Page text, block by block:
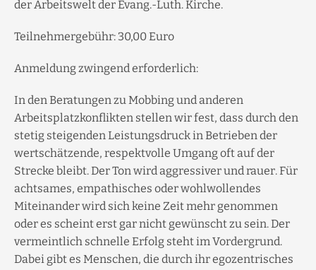
der Arbeitswelt der Evang.-Luth. Kirche.
Teilnehmergebühr: 30,00 Euro
Anmeldung zwingend erforderlich:
In den Beratungen zu Mobbing und anderen
Arbeitsplatzkonflikten stellen wir fest, dass durch den
stetig steigenden Leistungsdruck in Betrieben der
wertschätzende, respektvolle Umgang oft auf der
Strecke bleibt. Der Ton wird aggressiver und rauer. Für
achtsames, empathisches oder wohlwollendes
Miteinander wird sich keine Zeit mehr genommen
oder es scheint erst gar nicht gewünscht zu sein. Der
vermeintlich schnelle Erfolg steht im Vordergrund.
Dabei gibt es Menschen, die durch ihr egozentrisches